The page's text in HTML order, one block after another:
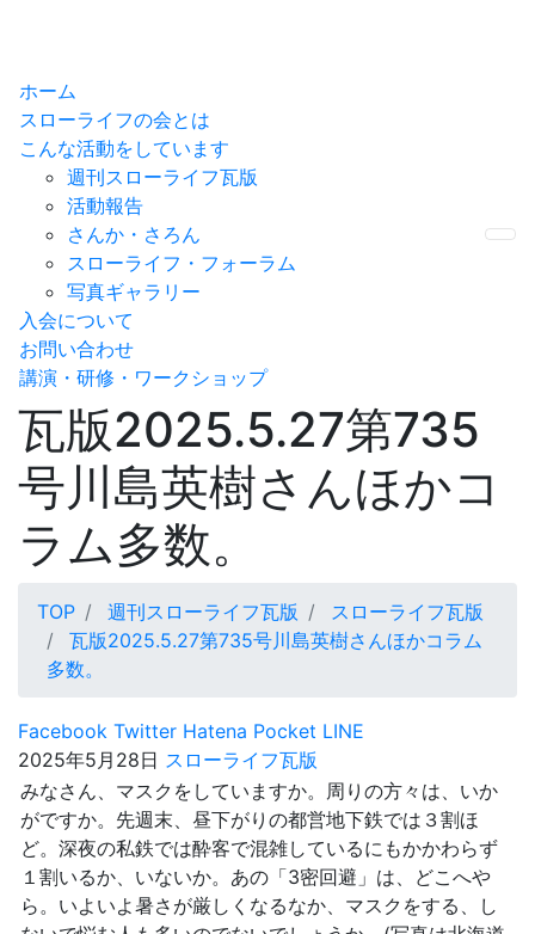
ホーム
スローライフの会とは
こんな活動をしています
週刊スローライフ瓦版
活動報告
さんか・さろん
スローライフ・フォーラム
写真ギャラリー
入会について
お問い合わせ
講演・研修・ワークショップ
瓦版2025.5.27第735
号川島英樹さんほかコ
ラム多数。
TOP 週刊スローライフ瓦版
スローライフ瓦版
瓦版2025.5.27第735号川島英樹さんほかコラム
多数。
Facebook Twitter Hatena Pocket LINE
2025年5月28日 スローライフ瓦版
みなさん、マスクをしていますか。周りの方々は、いか
がですか。先週末、昼下がりの都営地下鉄では３割ほ
ど。深夜の私鉄では酔客で混雑しているにもかかわらず
１割いるか、いないか。あの「3密回避」は、どこへや
ら。いよいよ暑さが厳しくなるなか、マスクをする、し